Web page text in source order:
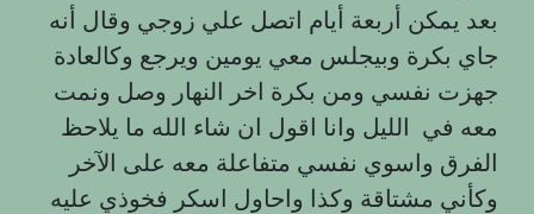
بعد يمكن أربعة أيام اتصل علي زوجي وقال أنه
جاي بكرة وبيجلس معي يومين ويرجع وكالعادة
جهزت نفسي ومن بكرة اخر النهار وصل ونمت
معه في الليل وانا اقول ان شاء الله ما يلاحظ
الفرق واسوي نفسي متفاعلة معه على الآخر
وكأني مشتاقة وكذا واحاول اسكر فخوذي عليه